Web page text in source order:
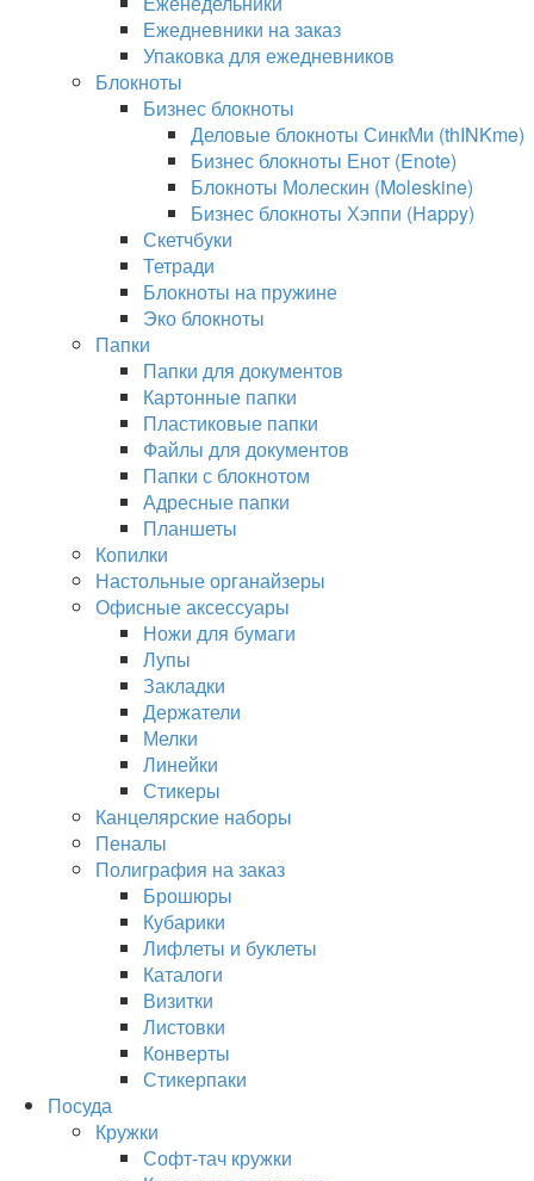
Ежедневники на заказ
Упаковка для ежедневников
Блокноты
Бизнес блокноты
Деловые блокноты СинкМи (thINKme)
Бизнес блокноты Енот (Enote)
Блокноты Молескин (Moleskine)
Бизнес блокноты Хэппи (Happy)
Скетчбуки
Тетради
Блокноты на пружине
Эко блокноты
Папки
Папки для документов
Картонные папки
Пластиковые папки
Файлы для документов
Папки с блокнотом
Адресные папки
Планшеты
Копилки
Настольные органайзеры
Офисные аксессуары
Ножи для бумаги
Лупы
Закладки
Держатели
Мелки
Линейки
Стикеры
Канцелярские наборы
Пеналы
Полиграфия на заказ
Брошюры
Кубарики
Лифлеты и буклеты
Каталоги
Визитки
Листовки
Конверты
Стикерпаки
Посуда
Кружки
Софт-тач кружки